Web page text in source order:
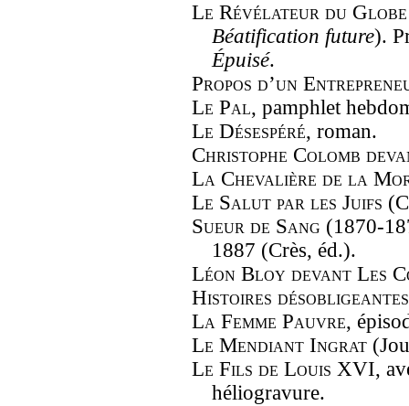
Le Révélateur du Globe
Béatification future).
Épuisé.
Propos d’un
Le Pal, pamphlet
Le Désespéré, roman.
Christophe Colomb
La Chevalière de la
Le Salut par les Juifs
Sueur de Sang (1870-
1887 (Crès, éd.).
Léon Bloy devant Les
Histoires désobligeantes
La Femme Pauvre,
Le Mendiant Ingrat
Le Fils de Louis XVI,
héliogravure.